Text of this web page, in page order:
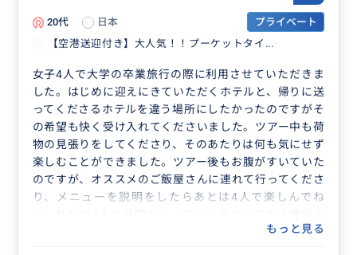
20代 日本
プライベート
【空港送迎付き】大人気！！プーケットタイ...
女子4人で大学の卒業旅行の際に利用させていただきま
した。はじめに迎えにきていただくホテルと、帰りに送
ってくださるホテルを違う場所にしたかったのですがそ
の希望も快く受け入れてくださいました。ツアー中も荷
物の見張りをしてくださり、そのあたりは何も気にせず
楽しむことができました。ツアー後もお腹がすいていた
のですが、オススメのご飯屋さんに連れて行ってくださ
り、メニューを説明をしたらあとは4人で楽しんでね
もっと見る